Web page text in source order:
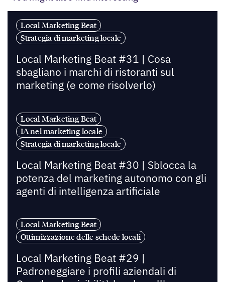
Local Marketing Beat
Strategia di marketing locale
Local Marketing Beat #31 | Cosa
sbagliano i marchi di ristoranti sul
marketing (e come risolverlo)
Local Marketing Beat
IA nel marketing locale
Strategia di marketing locale
Local Marketing Beat #30 | Sblocca la
potenza del marketing autonomo con gli
agenti di intelligenza artificiale
Local Marketing Beat
Ottimizzazione delle schede locali
Local Marketing Beat #29 |
Padroneggiare i profili aziendali di